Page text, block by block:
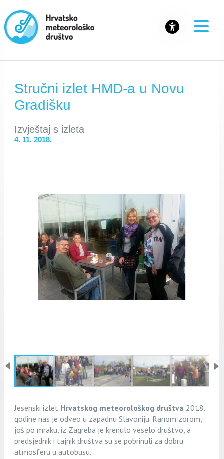
Stručni izlet HMD-a u Novu
Gradišku
Izvještaj s izleta
4. 11. 2018.
Jesenski izlet Hrvatskog meteorološkog društva 2018.
godine nas je odveo u zapadnu Slavoniju. Ranom zorom,
još po mraku, iz Zagreba je krenulo veselo društvo, a
predsjednik i tajnik društva su se pobrinuli za dobru
atmosferu u autobusu.